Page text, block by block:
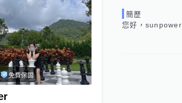
免費保固
簡歷
您好， sunpower